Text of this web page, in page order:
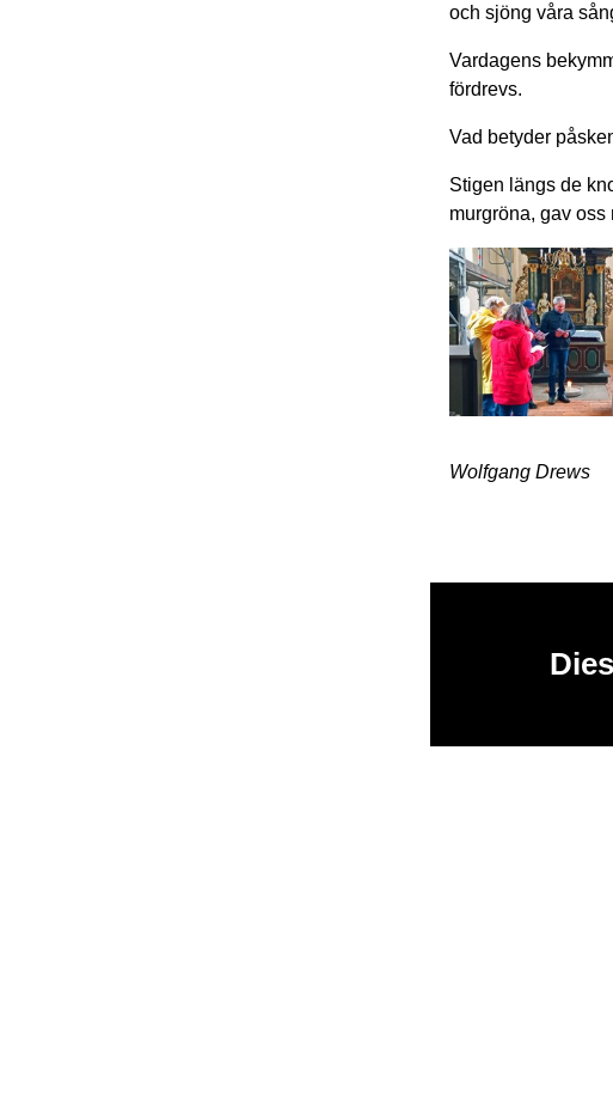
och sjöng våra
Vardagens
fördrevs.
Vad betyder
Stigen längs de
murgröna, gav
Wolfgang Drews